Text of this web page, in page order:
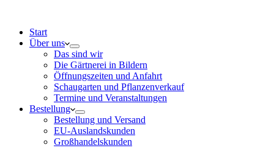
Start
Über uns
Das sind wir
Die Gärtnerei in Bildern
Öffnungszeiten und Anfahrt
Schaugarten und Pflanzenverkauf
Termine und Veranstaltungen
Bestellung
Bestellung und Versand
EU-Auslandskunden
Großhandelskunden